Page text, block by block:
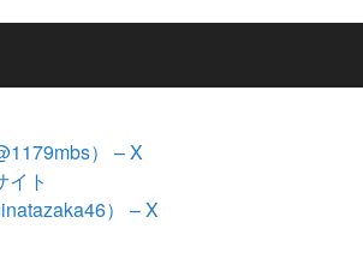
） – X
イト
） – X